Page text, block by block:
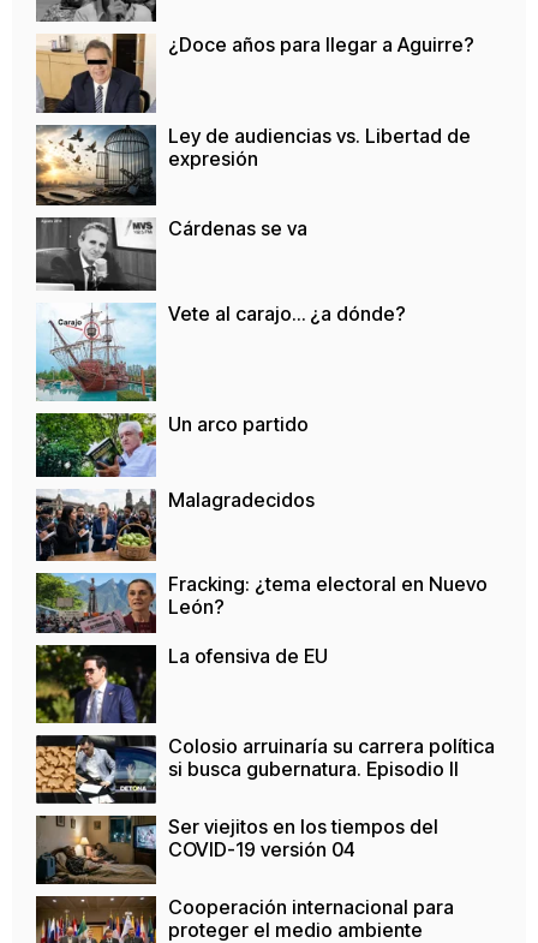
¿Doce años para llegar a Aguirre?
Ley de audiencias vs. Libertad de
expresión
Cárdenas se va
Vete al carajo… ¿a dónde?
Un arco partido
Malagradecidos
Fracking: ¿tema electoral en Nuevo
León?
La ofensiva de EU
Colosio arruinaría su carrera política
si busca gubernatura. Episodio II
Ser viejitos en los tiempos del
COVID-19 versión 04
Cooperación internacional para
proteger el medio ambiente